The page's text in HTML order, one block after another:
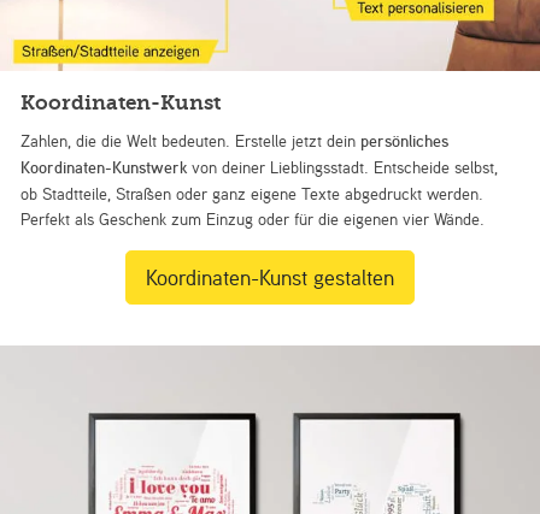
Koordinaten-Kunst
Zahlen, die die Welt bedeuten. Erstelle jetzt dein persönliches
Koordinaten-Kunstwerk von deiner Lieblingsstadt. Entscheide selbst,
ob Stadtteile, Straßen oder ganz eigene Texte abgedruckt werden.
Perfekt als Geschenk zum Einzug oder für die eigenen vier Wände.
Koordinaten-Kunst gestalten